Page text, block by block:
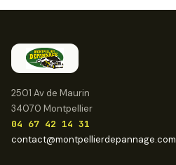
2501 Av de Maurin
34070 Montpellier
04 67 42 14 31
contact@montpellierdepannage.com